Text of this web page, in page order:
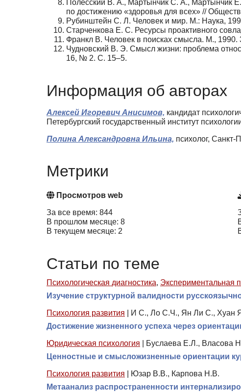
Полесский В. А., Мартынчик С. А., Мартынчик
по достижению «здоровья для всех» //
Рубинштейн С. Л. Человек и мир. М.: Наука,
Старченкова Е. С. Ресурсы проактивного
Франкл В. Человек в поисках смысла. М., 1990.
Чудновский В. Э. Смысл жизни: проблема
16, № 2. С. 15–5.
Информация об авторах
Алексей Игоревич Анисимов, кандидат
Петербургский государственный институт
Полина Александровна Ильина, психолог, Санкт-
Метрики
Просмотров web
За все время: 844
В прошлом месяце: 8
В текущем месяце: 2
Статьи по теме
Психологическая диагностика, Экспериментальная
Изучение структурной валидности
Психология развития
И С., Ло С.Ч., Ян Ли С., Хуан
Достижение жизненного успеха через
Юридическая психология
Буслаева Е.Л., Власова
Ценностные и смысложизненные ориентации
Психология развития
Юзар В.В., Карпова Н.В.
Метаанализ распространенности